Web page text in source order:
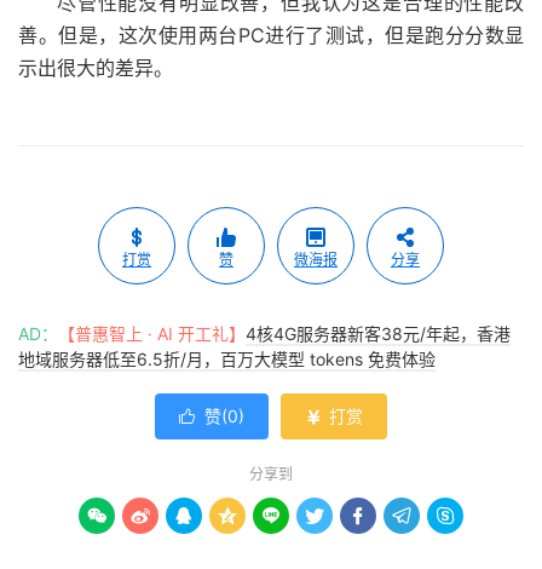
善。但是，这次使用两台PC进行了测试，但是跑分分数显
示出很大的差异。
打赏 赞 微海报 分享
AD： 【普惠智上 · AI 开工礼】 4核4G服务器新客38元/年起，香港
地域服务器低至6.5折/月，百万大模型 tokens 免费体验
 赞(0)  打赏
分享到
        